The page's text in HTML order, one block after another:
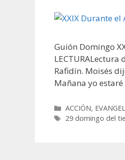
Guión Domingo
Rafidín. Moisés
Mañana yo
Categorías
ACCIÓN,
Etiquetas
29 domingo del